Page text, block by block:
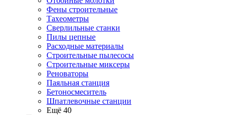
Фены строительные
Тахеометры
Сверлильные станки
Пилы цепные
Расходные материалы
Строительные пылесосы
Строительные миксеры
Реноваторы
Паяльная станция
Бетоносмеситель
Шпатлевочные станции
Ещё 40